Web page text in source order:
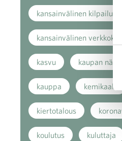
kansainvälinen kilpailu
kansainvälinen
kasvu kaupan
kauppa kemikaalit
kiertotalous
koulutus kuluttaja